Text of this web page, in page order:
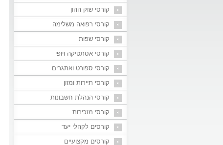
קורסי שוק ההון
קורסי רפואה משלימה
קורסי שפות
קורסי אסתטיקה ויופי
קורסי ספורט ואתגרים
קורסי תיירות ומזון
קורסי הנהלת חשבונות
קורסי מזכירות
קורסים לקהלי יעד
קורסים מקצועיים